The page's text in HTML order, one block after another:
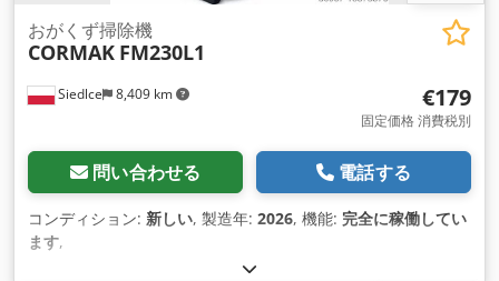
Siedlce 8,409 km
おがくず掃除機
CORMAK FM230L1
€179
固定価格 消費税別
問い合わせる 電話する
コンディション: 新しい, 製造年: 2026, 機能: 完全に稼働してい
ます,